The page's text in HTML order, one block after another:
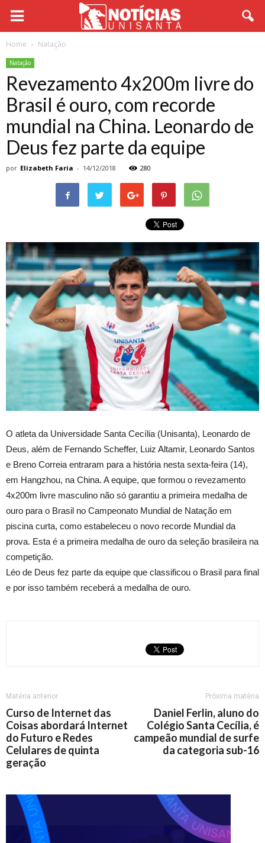
Home Natação
Natação
Revezamento 4x200m livre do
Brasil é ouro, com recorde
mundial na China. Leonardo de
Deus fez parte da equipe
por Elizabeth Faria - 14/12/2018 280
O atleta da Universidade Santa Cecília (Unisanta), Leonardo de
Deus, além de Fernando Scheffer, Luiz Altamir, Leonardo Santos
e Breno Correia entraram para a história nesta sexta-feira (14),
em Hangzhou, na China. A equipe, que formou o revezamento
4x200m livre masculino não só garantiu a primeira medalha de
ouro para o Brasil no Campeonato Mundial de Natação em
piscina curta, como estabeleceu o novo recorde Mundial da
prova. Esta é a primeira medalha de ouro da seleção brasileira na
competição.
Léo de Deus fez parte da equipe que classificou o Brasil para final
e por isso também receberá a medalha de ouro.
Matéria anterior
Curso de Internet das
Coisas abordará Internet
do Futuro e Redes
Celulares de quinta
geração
Próxima matéria
Daniel Ferlin, aluno do
Colégio Santa Cecília, é
campeão mundial de surfe
da categoria sub-16